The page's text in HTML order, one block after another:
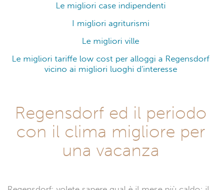
Le migliori case indipendenti
I migliori agriturismi
Le migliori ville
Le migliori tariffe low cost per alloggi a Regensdorf
vicino ai migliori luoghi d'interesse
Regensdorf ed il periodo
con il clima migliore per
una vacanza